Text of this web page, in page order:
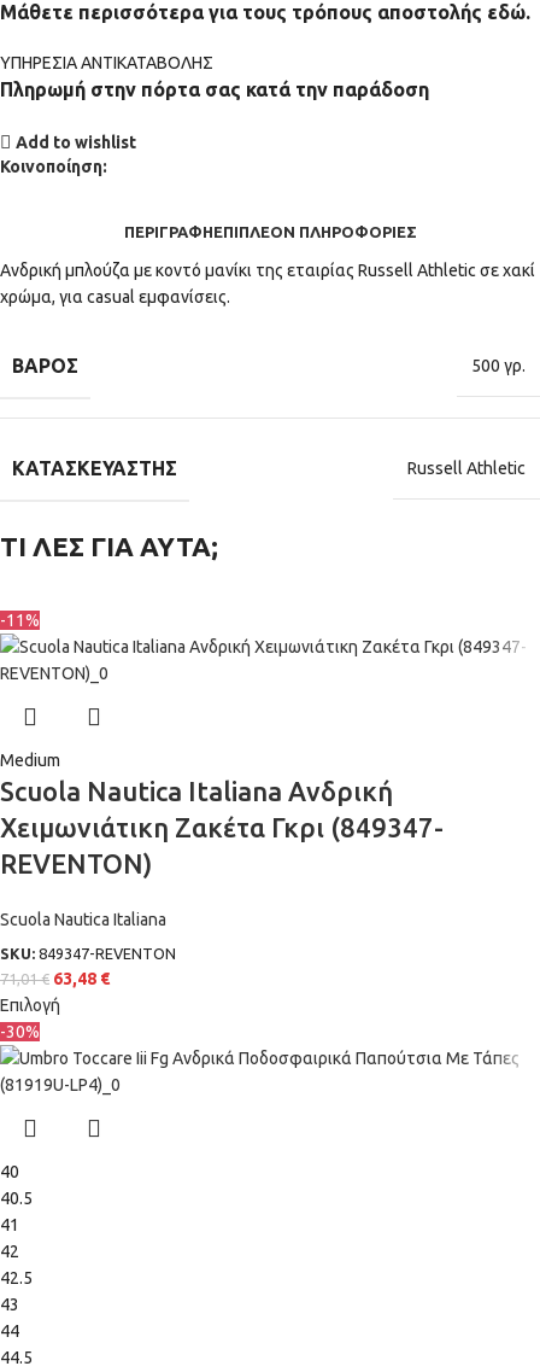
Μάθετε περισσότερα για τους τρόπους αποστολής εδώ.
ΥΠΗΡΕΣΙΑ ΑΝΤΙΚΑΤΑΒΟΛΗΣ
Πληρωμή στην πόρτα σας κατά την παράδοση
Add to wishlist
Κοινοποίηση:
ΠΕΡΙΓΡΑΦΉΕΠΙΠΛΈΟΝ ΠΛΗΡΟΦΟΡΊΕΣ
Ανδρική μπλούζα με κοντό μανίκι της εταιρίας Russell Athletic σε χακί
χρώμα, για casual εμφανίσεις.
ΒΆΡΟΣ 500 γρ.
ΚΑΤΑΣΚΕΥΑΣΤΉΣ Russell Athletic
ΤΙ ΛΕΣ ΓΙΑ ΑΥΤΑ;
-11%
Medium
Scuola Nautica Italiana Ανδρική
Χειμωνιάτικη Ζακέτα Γκρι (849347-
REVENTON)
Scuola Nautica Italiana
SKU: 849347-REVENTON
71,01€ 63,48 €
Επιλογή
-30%
40
40.5
41
42
42.5
43
44
44.5